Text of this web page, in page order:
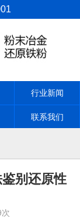
行业新闻
联系我们
别还原性